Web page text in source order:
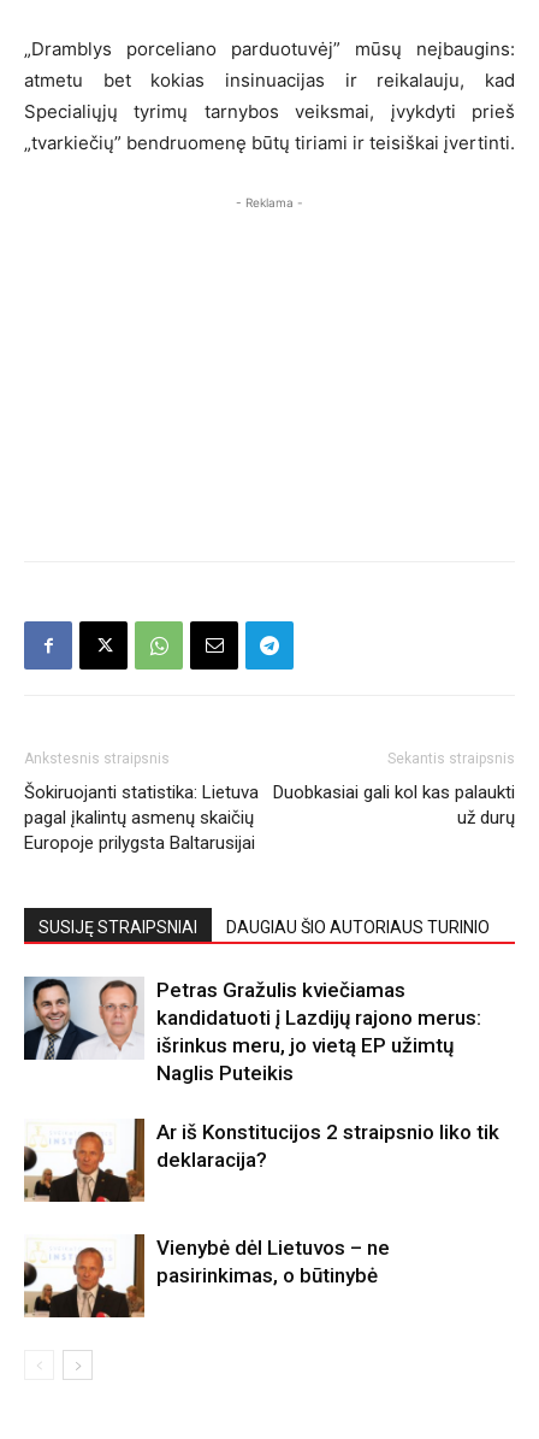
„Dramblys porceliano parduotuvėj” mūsų neįbaugins:
atmetu bet kokias insinuacijas ir reikalauju, kad
Specialiųjų tyrimų tarnybos veiksmai, įvykdyti prieš
„tvarkiečių” bendruomenę būtų tiriami ir teisiškai įvertinti.
- Reklama -
Ankstesnis straipsnis
Šokiruojanti statistika: Lietuva
pagal įkalintų asmenų skaičių
Europoje prilygsta Baltarusijai
Sekantis straipsnis
Duobkasiai gali kol kas palaukti
už durų
SUSIJĘ STRAIPSNIAI DAUGIAU ŠIO AUTORIAUS TURINIO
Petras Gražulis kviečiamas
kandidatuoti į Lazdijų rajono merus:
išrinkus meru, jo vietą EP užimtų
Naglis Puteikis
Ar iš Konstitucijos 2 straipsnio liko tik
deklaracija?
Vienybė dėl Lietuvos – ne
pasirinkimas, o būtinybė